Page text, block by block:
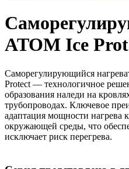
ATOM Ice
Саморегулирующийся
Protect — технологичное
образования наледи на
трубопроводах. Ключевое
адаптация мощности нагрева
окружающей среды, что
исключает риск перегрева.